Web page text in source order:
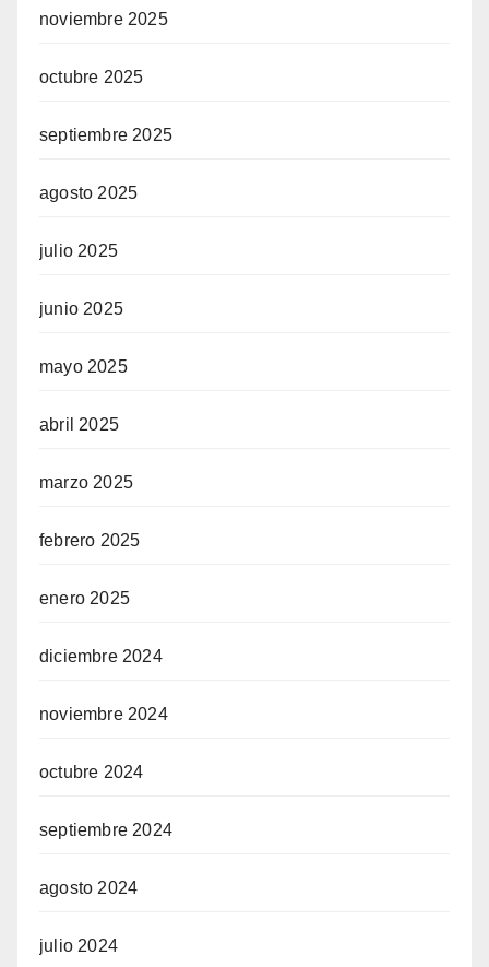
noviembre 2025
octubre 2025
septiembre 2025
agosto 2025
julio 2025
junio 2025
mayo 2025
abril 2025
marzo 2025
febrero 2025
enero 2025
diciembre 2024
noviembre 2024
octubre 2024
septiembre 2024
agosto 2024
julio 2024